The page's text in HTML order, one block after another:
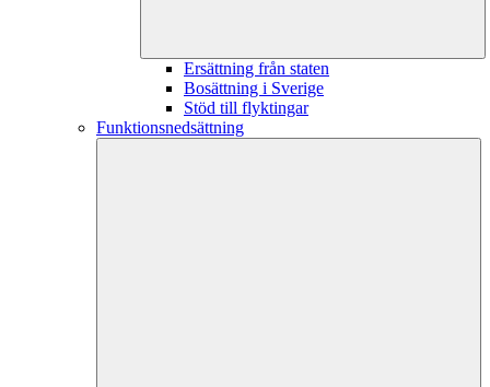
Ersättning från staten
Bosättning i Sverige
Stöd till flyktingar
Funktionsnedsättning